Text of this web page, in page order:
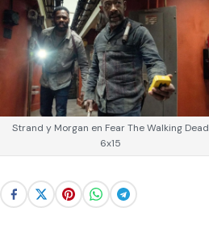
Strand y Morgan en Fear The Walking Dead
6x15